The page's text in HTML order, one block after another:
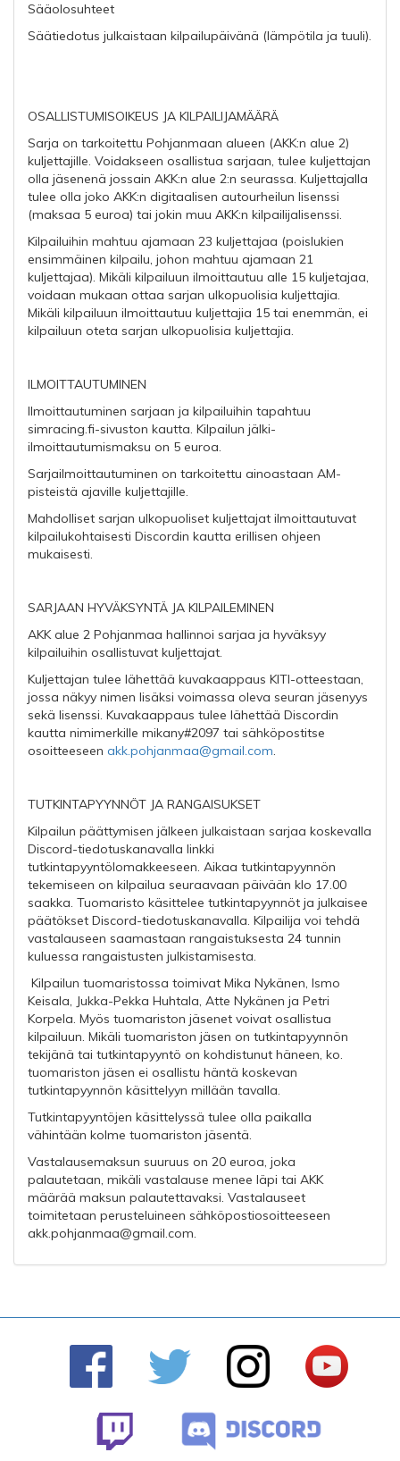
Sääolosuhteet
Säätiedotus julkaistaan kilpailupäivänä (lämpötila ja tuuli).
OSALLISTUMISOIKEUS JA KILPAILIJAMÄÄRÄ
Sarja on tarkoitettu Pohjanmaan alueen (AKK:n alue 2)
kuljettajille. Voidakseen osallistua sarjaan, tulee kuljettajan
olla jäsenenä jossain AKK:n alue 2:n seurassa. Kuljettajalla
tulee olla joko AKK:n digitaalisen autourheilun lisenssi
(maksaa 5 euroa) tai jokin muu AKK:n kilpailijalisenssi.
Kilpailuihin mahtuu ajamaan 23 kuljettajaa (poislukien
ensimmäinen kilpailu, johon mahtuu ajamaan 21
kuljettajaa). Mikäli kilpailuun ilmoittautuu alle 15 kuljetajaa,
voidaan mukaan ottaa sarjan ulkopuolisia kuljettajia.
Mikäli kilpailuun ilmoittautuu kuljettajia 15 tai enemmän, ei
kilpailuun oteta sarjan ulkopuolisia kuljettajia.
ILMOITTAUTUMINEN
Ilmoittautuminen sarjaan ja kilpailuihin tapahtuu
simracing.fi-sivuston kautta. Kilpailun jälki-
ilmoittautumismaksu on 5 euroa.
Sarjailmoittautuminen on tarkoitettu ainoastaan AM-
pisteistä ajaville kuljettajille.
Mahdolliset sarjan ulkopuoliset kuljettajat ilmoittautuvat
kilpailukohtaisesti Discordin kautta erillisen ohjeen
mukaisesti.
SARJAAN HYVÄKSYNTÄ JA KILPAILEMINEN
AKK alue 2 Pohjanmaa hallinnoi sarjaa ja hyväksyy
kilpailuihin osallistuvat kuljettajat.
Kuljettajan tulee lähettää kuvakaappaus KITI-otteestaan,
jossa näkyy nimen lisäksi voimassa oleva seuran jäsenyys
sekä lisenssi. Kuvakaappaus tulee lähettää Discordin
kautta nimimerkille mikany#2097 tai sähköpostitse
osoitteeseen akk.pohjanmaa@gmail.com.
TUTKINTAPYYNNÖT JA RANGAISUKSET
Kilpailun päättymisen jälkeen julkaistaan sarjaa koskevalla
Discord-tiedotuskanavalla linkki
tutkintapyyntölomakkeeseen. Aikaa tutkintapyynnön
tekemiseen on kilpailua seuraavaan päivään klo 17.00
saakka. Tuomaristo käsittelee tutkintapyynnöt ja julkaisee
päätökset Discord-tiedotuskanavalla. Kilpailija voi tehdä
vastalauseen saamastaan rangaistuksesta 24 tunnin
kuluessa rangaistusten julkistamisesta.
Kilpailun tuomaristossa toimivat Mika Nykänen, Ismo
Keisala, Jukka-Pekka Huhtala, Atte Nykänen ja Petri
Korpela. Myös tuomariston jäsenet voivat osallistua
kilpailuun. Mikäli tuomariston jäsen on tutkintapyynnön
tekijänä tai tutkintapyyntö on kohdistunut häneen, ko.
tuomariston jäsen ei osallistu häntä koskevan
tutkintapyynnön käsittelyyn millään tavalla.
Tutkintapyyntöjen käsittelyssä tulee olla paikalla
vähintään kolme tuomariston jäsentä.
Vastalausemaksun suuruus on 20 euroa, joka
palautetaan, mikäli vastalause menee läpi tai AKK
määrää maksun palautettavaksi. Vastalauseet
toimitetaan perusteluineen sähköpostiosoitteeseen
akk.pohjanmaa@gmail.com.